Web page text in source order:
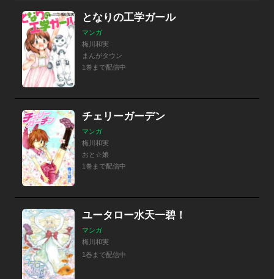
となりの工学ガール
マンガ
梅川和実
まんがタウン
1巻まで配信中
チェリーガーデン
マンガ
梅川和実
おと☆娘
1巻まで配信中
ユータロー水天一碧！
マンガ
梅川和実
1巻まで配信中